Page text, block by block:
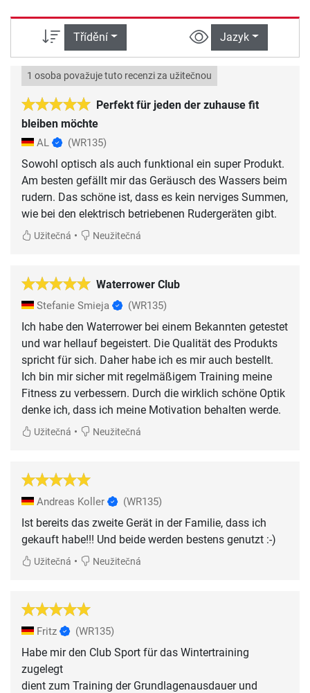
Třídění Jazyk
Perfekt für jeden der zuhause fit
bleiben möchte
1 osoba považuje tuto recenzi za užitečnou
AL (WR135)
Sowohl optisch als auch funktional ein super Produkt.
Am besten gefällt mir das Geräusch des Wassers beim
rudern. Das schöne ist, dass es kein nerviges Summen,
wie bei den elektrisch betriebenen Rudergeräten gibt.
Užitečná • Neužitečná
Waterrower Club
Stefanie Smieja (WR135)
Ich habe den Waterrower bei einem Bekannten getestet
und war hellauf begeistert. Die Qualität des Produkts
spricht für sich. Daher habe ich es mir auch bestellt.
Ich bin mir sicher mit regelmäßigem Training meine
Fitness zu verbessern. Durch die wirklich schöne Optik
denke ich, dass ich meine Motivation behalten werde.
Užitečná • Neužitečná
Andreas Koller (WR135)
Ist bereits das zweite Gerät in der Familie, dass ich
gekauft habe!!! Und beide werden bestens genutzt :-)
Užitečná • Neužitečná
Fritz (WR135)
Habe mir den Club Sport für das Wintertraining
zugelegt
dient zum Training der Grundlagenausdauer und